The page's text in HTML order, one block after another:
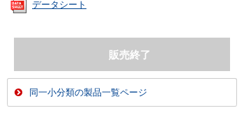
データシート
同一小分類の製品一覧ページ